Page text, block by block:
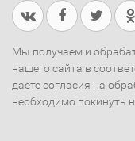
Мы получаем и
нашего сайта в
даете согласия на
необходимо покинуть